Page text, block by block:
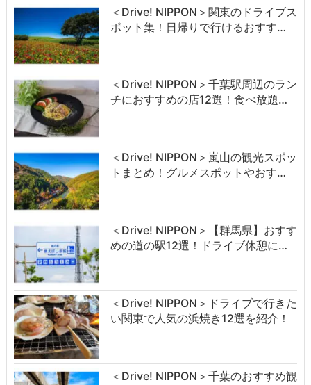
＜Drive! NIPPON＞関東のドライブス
ポット集！日帰りで行けるおすす…
＜Drive! NIPPON＞千葉駅周辺のラン
チにおすすめの店12選！食べ放題…
＜Drive! NIPPON＞嵐山の観光スポッ
トまとめ！グルメスポットやおす…
＜Drive! NIPPON＞【群馬県】おすす
めの道の駅12選！ドライブ休憩に…
＜Drive! NIPPON＞ドライブで行きた
い関東で人気の浜焼き12選を紹介！
＜Drive! NIPPON＞千葉のおすすめ観